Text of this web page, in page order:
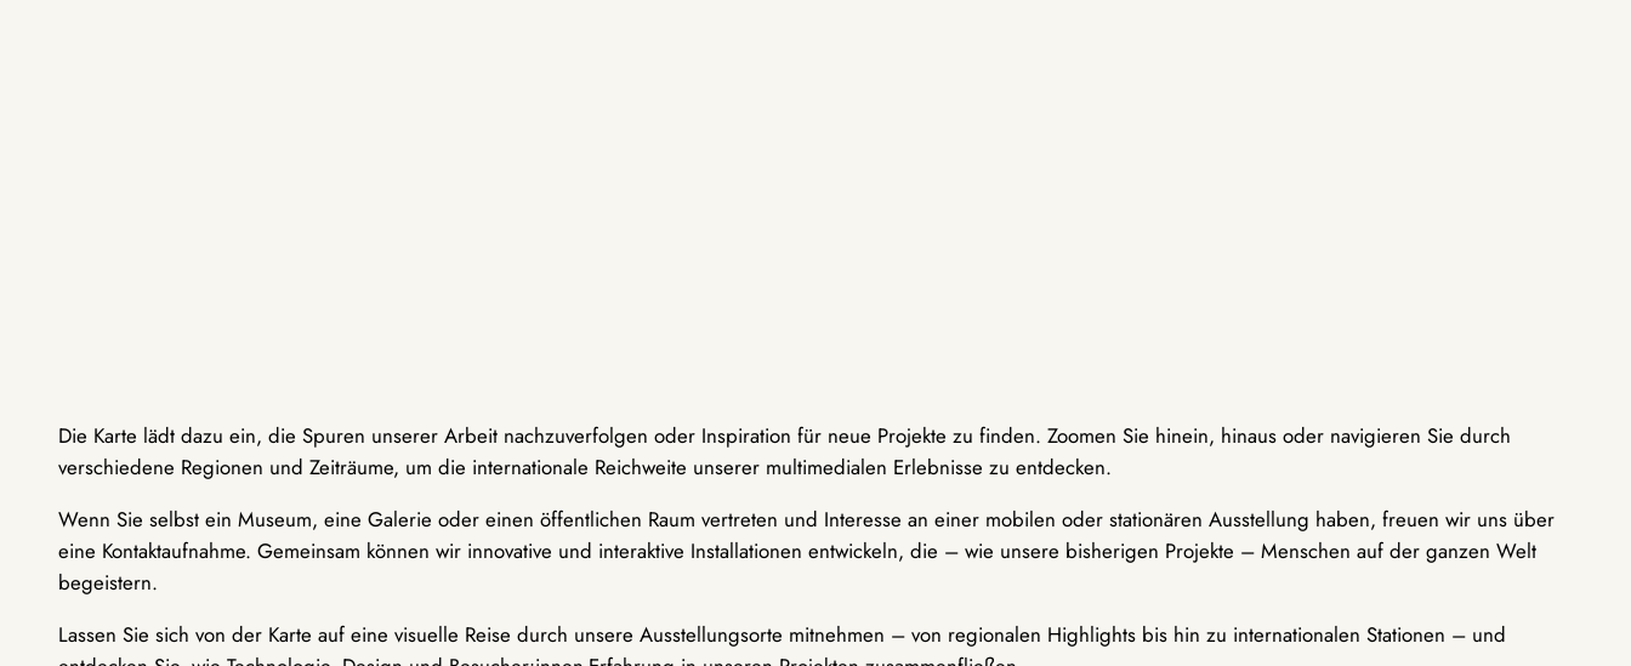
Die Karte lädt dazu ein, die Spuren unserer Arbeit nachzuverfolgen oder Inspiration für neue Projekte zu finden. Zoomen Sie hinein, hinaus oder navigieren Sie durch
verschiedene Regionen und Zeiträume, um die internationale Reichweite unserer multimedialen Erlebnisse zu entdecken.
Wenn Sie selbst ein Museum, eine Galerie oder einen öffentlichen Raum vertreten und Interesse an einer mobilen oder stationären Ausstellung haben, freuen wir uns über
eine Kontaktaufnahme. Gemeinsam können wir innovative und interaktive Installationen entwickeln, die – wie unsere bisherigen Projekte – Menschen auf der ganzen Welt
begeistern.
Lassen Sie sich von der Karte auf eine visuelle Reise durch unsere Ausstellungsorte mitnehmen – von regionalen Highlights bis hin zu internationalen Stationen – und